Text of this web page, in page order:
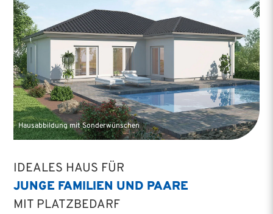
Hausabbildung mit Sonderwünschen
IDEALES HAUS FÜR
JUNGE FAMILIEN UND PAARE
MIT PLATZBEDARF